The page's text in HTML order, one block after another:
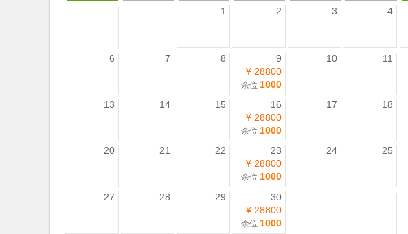
1 2 3 4
6 7 8
9
¥ 28800
余位 1000
10 11
13
14 15
16
¥ 28800
余位 1000
17 18
20
21 22
23
¥ 28800
余位 1000
24 25
27
28 29
30
¥ 28800
余位 1000